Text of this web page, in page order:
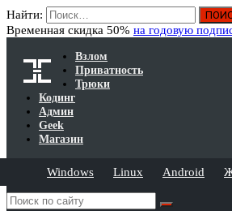
Найти:
Временная скидка 50% на годовую
Взлом
Приватность
Трюки
Кодинг
Админ
Geek
Магазин
Windows Linux Android